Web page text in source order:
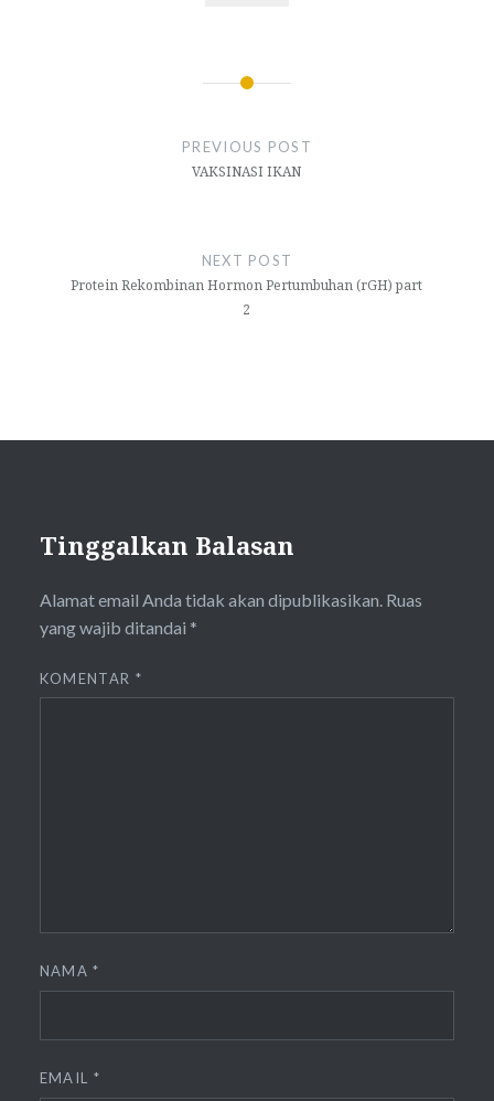
PREVIOUS POST
VAKSINASI IKAN
NEXT POST
Protein Rekombinan Hormon Pertumbuhan (rGH) part
2
Tinggalkan Balasan
Alamat email Anda tidak akan dipublikasikan. Ruas
yang wajib ditandai *
KOMENTAR *
NAMA*
EMAIL *